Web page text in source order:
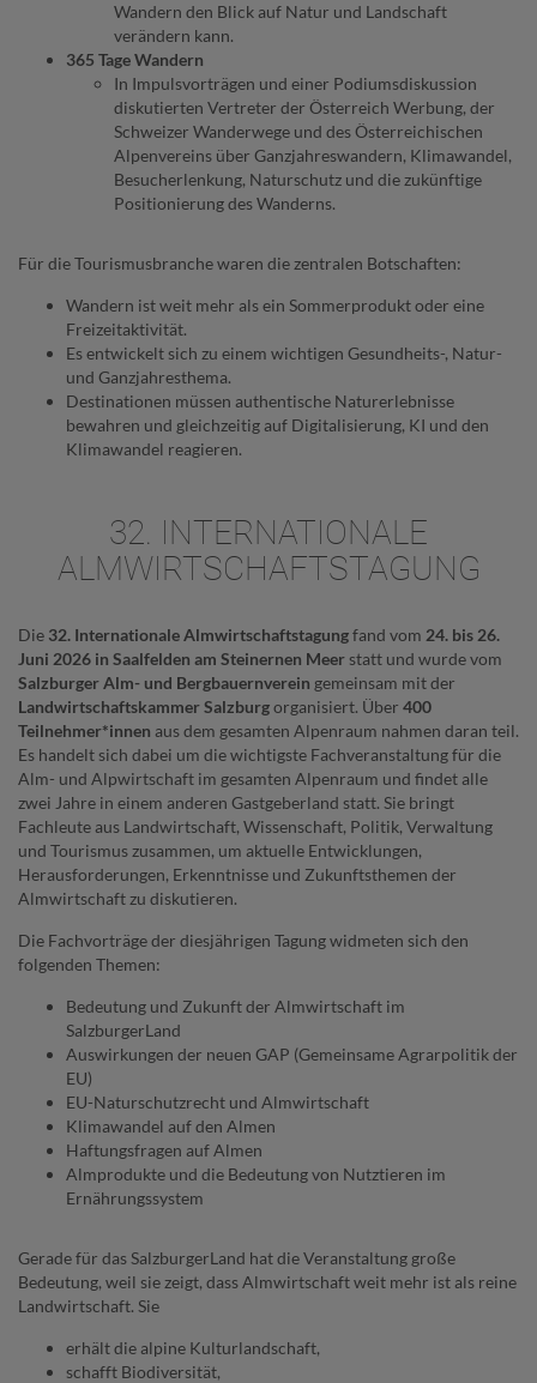
Wandern den Blick auf Natur und Landschaft
verändern kann.
365 Tage Wandern
In Impulsvorträgen und einer Podiumsdiskussion
diskutierten Vertreter der Österreich Werbung, der
Schweizer Wanderwege und des Österreichischen
Alpenvereins über Ganzjahreswandern, Klimawandel,
Besucherlenkung, Naturschutz und die zukünftige
Positionierung des Wanderns.
Für die Tourismusbranche waren die zentralen Botschaften:
Wandern ist weit mehr als ein Sommerprodukt oder eine
Freizeitaktivität.
Es entwickelt sich zu einem wichtigen Gesundheits-, Natur-
und Ganzjahresthema.
Destinationen müssen authentische Naturerlebnisse
bewahren und gleichzeitig auf Digitalisierung, KI und den
Klimawandel reagieren.
32. INTERNATIONALE
ALMWIRTSCHAFTSTAGUNG
Die 32. Internationale Almwirtschaftstagungfand vom 24. bis 26.
Juni 2026 in Saalfelden am Steinernen Meer statt und wurde vom
Salzburger Alm- und Bergbauernverein gemeinsam mit der
Landwirtschaftskammer Salzburgorganisiert. Über 400
Teilnehmer*innen aus dem gesamten Alpenraum nahmen daran teil.
Es handelt sich dabei um die wichtigste Fachveranstaltung für die
Alm- und Alpwirtschaft im gesamten Alpenraum und findet alle
zwei Jahre in einem anderen Gastgeberland statt. Sie bringt
Fachleute aus Landwirtschaft, Wissenschaft, Politik, Verwaltung
und Tourismus zusammen, um aktuelle Entwicklungen,
Herausforderungen, Erkenntnisse und Zukunftsthemen der
Almwirtschaft zu diskutieren.
Die Fachvorträge der diesjährigen Tagung widmeten sich den
folgenden Themen:
Bedeutung und Zukunft der Almwirtschaft im
SalzburgerLand
Auswirkungen der neuen GAP (Gemeinsame Agrarpolitik der
EU)
EU-Naturschutzrecht und Almwirtschaft
Klimawandel auf den Almen
Haftungsfragen auf Almen
Almprodukte und die Bedeutung von Nutztieren im
Ernährungssystem
Gerade für das SalzburgerLand hat die Veranstaltung große
Bedeutung, weil sie zeigt, dass Almwirtschaft weit mehr ist als reine
Landwirtschaft. Sie
erhält die alpine Kulturlandschaft,
schafft Biodiversität,